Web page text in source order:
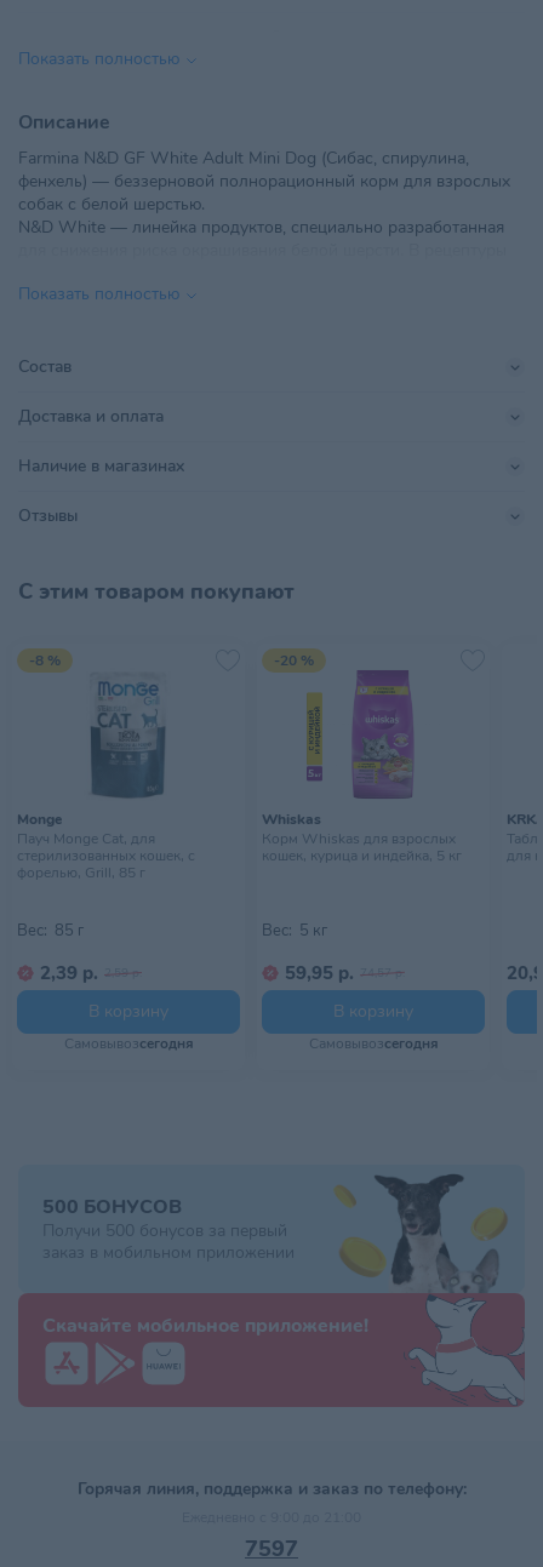
Вкус
Возраст питомца Взрослые 1-6 лет
ООО "Ветзообазар", г. Минск,
Поставщик
Производитель
Размер питомца
Страна происхождения
Условия хранения
Хранить в сухом прохладном
месте, недоступном для детей
Показать полностью
Описание
Farmina N&D GF White Adult Mini Dog (Сибас, спирулина,
фенхель) — беззерновой полнорационный корм для взрослых
собак с белой шерстью.
N&D White — линейка продуктов, специально разработанная
ценностью, ограниченным содержанием фенилаланина и
Корм идеально подходит для собак любой белой породы, такой
бультерьер, а также для маленьких собак с белой шерстью.
Показать полностью
Состав
Доставка и оплата
Наличие в магазинах
Отзывы
С этим товаром покупают
-8 %
Monge
Пауч Monge Cat, для
стерилизованных кошек, с
форелью, Grill, 85 г
Вес: 85 г
2,39 р. 2,59 р.
В корзину
Самовывозсегодня
-20 %
Whiskas
Корм Whiskas для взрослых
кошек, курица и индейка, 5 кг
Вес: 5 кг
59,95 р. 74,57 р.
В корзину
Самовывозсегодня
для
500 БОНУСОВ
Получи 500 бонусов за первый
заказ в мобильном приложении
Скачайте мобильное приложение!
Горячая линия, поддержка и заказ по телефону:
7597